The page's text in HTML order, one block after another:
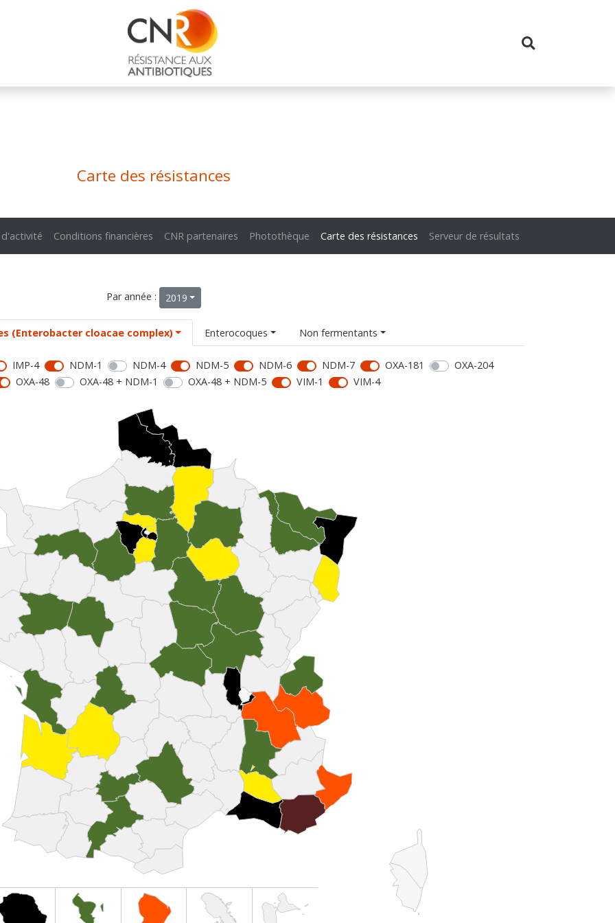
Carte des résistances
d'activité Conditions financières CNR partenaires Photothèque Carte des résistances Serveur de résultats
Par année : 2019
(Enterobacter cloacae complex) Enterocoques Non fermentants
IMP-4 NDM-1 NDM-4 NDM-5 NDM-6 NDM-7 OXA-181
OXA-204
OXA-48 OXA-48 + NDM-1 OXA-48 + NDM-5 VIM-1 VIM-4